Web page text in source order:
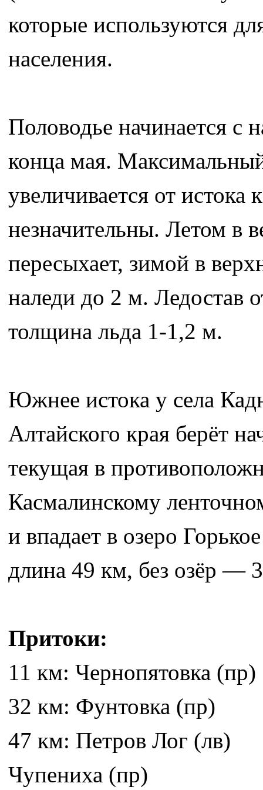
которые используются
населения.
Половодье начинается с
конца мая.
увеличивается от
незначительны. Летом в
пересыхает, зимой в
наледи до 2 м. Ледостав
толщина льда 1-1,2 м.
Южнее истока у села
Алтайского края берёт
текущая в
Касмалинскому
и впадает в озеро
длина 49 км, без озёр —
Притоки:
11 км: Чернопятовка (пр)
32 км: Фунтовка (пр)
47 км: Петров Лог (лв)
Чупениха (пр)